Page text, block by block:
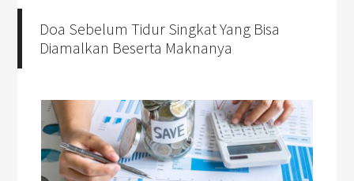
Doa Sebelum Tidur Singkat Yang Bisa
Diamalkan Beserta Maknanya